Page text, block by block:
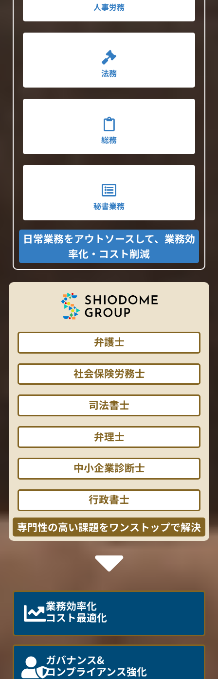
人事労務
法務
総務
秘書業務
日常業務をアウトソースして、業務効
率化・コスト削減
弁護士
社会保険労務士
司法書士
弁理士
中小企業診断士
行政書士
専門性の高い課題をワンストップで解決
業務効率化
コスト最適化
ガバナンス&
コンプライアンス強化